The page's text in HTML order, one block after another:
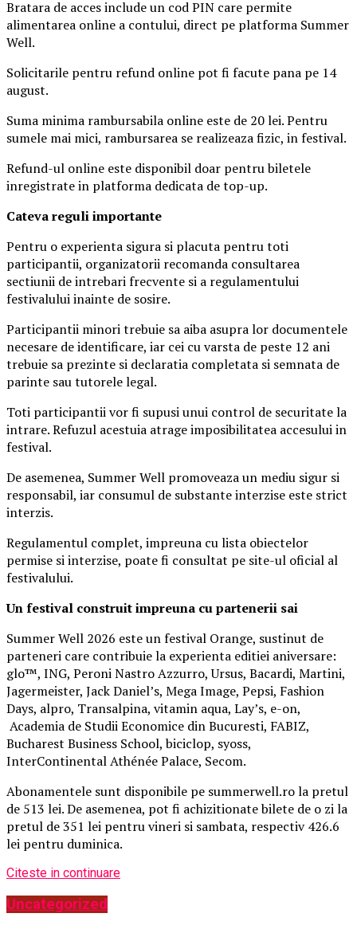
Bratara de acces include un cod PIN care permite
alimentarea online a contului, direct pe platforma Summer
Well.
Solicitarile pentru refund online pot fi facute pana pe 14
august.
Suma minima rambursabila online este de 20 lei. Pentru
sumele mai mici, rambursarea se realizeaza fizic, in festival.
Refund-ul online este disponibil doar pentru biletele
inregistrate in platforma dedicata de top-up.
Cateva reguli importante
Pentru o experienta sigura si placuta pentru toti
participantii, organizatorii recomanda consultarea
sectiunii de intrebari frecvente si a regulamentului
festivalului inainte de sosire.
Participantii minori trebuie sa aiba asupra lor documentele
necesare de identificare, iar cei cu varsta de peste 12 ani
trebuie sa prezinte si declaratia completata si semnata de
parinte sau tutorele legal.
Toti participantii vor fi supusi unui control de securitate la
intrare. Refuzul acestuia atrage imposibilitatea accesului in
festival.
De asemenea, Summer Well promoveaza un mediu sigur si
responsabil, iar consumul de substante interzise este strict
interzis.
Regulamentul complet, impreuna cu lista obiectelor
permise si interzise, poate fi consultat pe site-ul oficial al
festivalului.
Un festival construitimpreuna cu partenerii sai
Summer Well 2026 este un festival Orange, sustinut de
parteneri care contribuie la experienta editiei aniversare:
glo™, ING, Peroni Nastro Azzurro, Ursus, Bacardi, Martini,
Jagermeister, Jack Daniel’s, Mega Image, Pepsi, Fashion
Days, alpro, Transalpina, vitamin aqua, Lay’s, e-on,
Academia de Studii Economice din Bucuresti, FABIZ,
Bucharest Business School, biciclop, syoss,
InterContinental Athénée Palace, Secom.
Abonamentele sunt disponibile pe summerwell.ro la pretul
de 513 lei. De asemenea, pot fi achizitionate bilete de o zi la
pretul de 351 lei pentru vineri si sambata, respectiv 426.6
lei pentru duminica.
Citeste in continuare
Uncategorized